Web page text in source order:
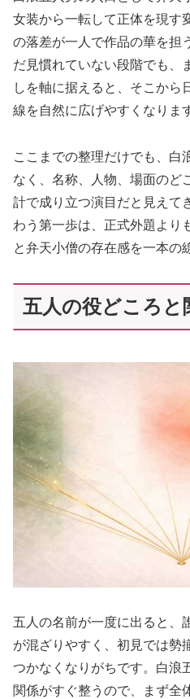
女装から一転して正体を現す
の落差が一人で作品の華を担
だ見慣れていない段階でも、
しを軸に据えると、そこから
線を自然に広げやすくなりま
ここまでの整理だけでも、白
なく、名称、人物、場面のど
計で成り立つ演目だと見えて
わう第一歩は、正式外題より
と弁天小僧の存在感を一本の
五人の役どころと
五人の名前が一度に出ると、
が混ざりやすく、初見では勢
つかなくなりがちです。白浪
関係がすぐ整うので、まず全